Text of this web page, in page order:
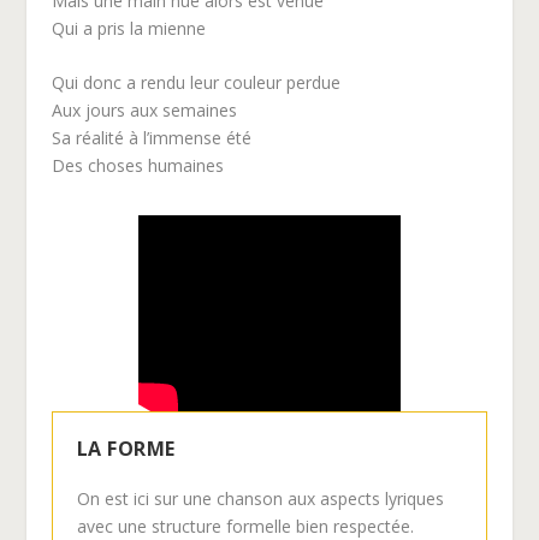
Qui a pris la mienne
Qui donc a rendu leur couleur perdue
Aux jours aux semaines
Sa réalité à l’immense été
Des choses humaines
LA FORME
On est ici sur une chanson aux aspects lyriques
avec une structure formelle bien respectée.